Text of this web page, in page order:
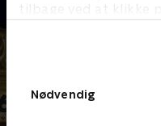
tilbage ved at klikke
Nødvendig